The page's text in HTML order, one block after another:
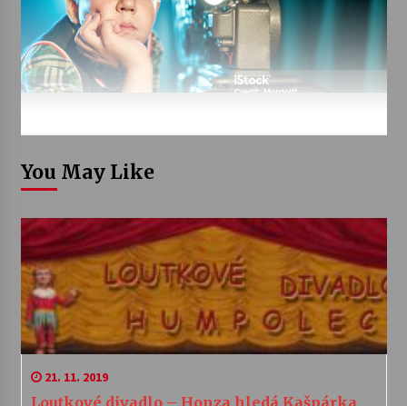
You May Like
21. 11. 2019